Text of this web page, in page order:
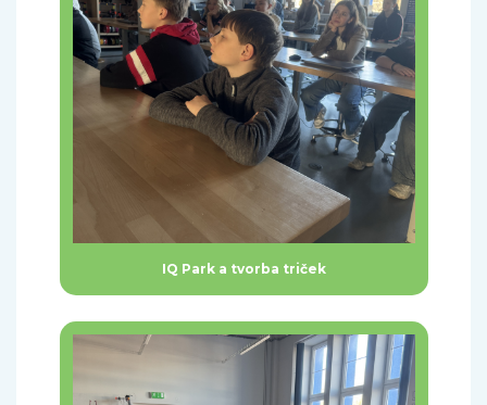
IQ Park a tvorba triček